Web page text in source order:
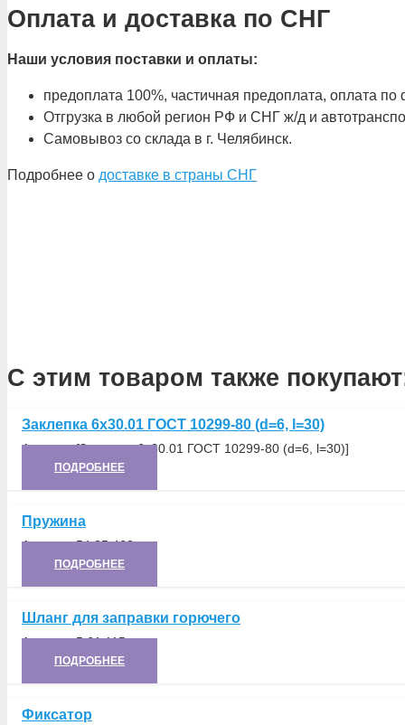
Оплата и доставка по СНГ
Наши условия поставки и оплаты:
предоплата 100%, частичная предоплата, оплата
Отгрузка в любой регион РФ и СНГ ж/д и
Самовывоз со склада в г. Челябинск.
Подробнее о доставке в страны СНГ
С этим товаром также
Заклепка 6х30.01 ГОСТ 10299-80 (d=6, l=30)
Артикул:[Заклепка 6х30.01 ГОСТ 10299-80 (d=6, l=30)]
ПОДРОБНЕЕ
Пружина
Артикул:54.25.463
ПОДРОБНЕЕ
Шланг для заправки горючего
Артикул:5.61.115
ПОДРОБНЕЕ
Фиксатор